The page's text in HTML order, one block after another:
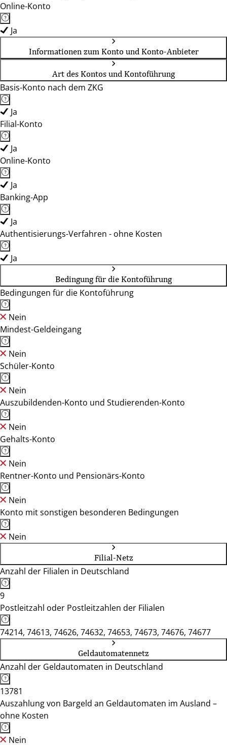
Online-Konto
Ja
Informationen zum Konto und Konto-Anbieter
Art des Kontos und Kontoführung
Basis-Konto nach dem ZKG
Ja
Filial-Konto
Ja
Online-Konto
Ja
Banking-App
Ja
Authentisierungs-Verfahren - ohne Kosten
Ja
Bedingung für die Kontoführung
Bedingungen für die Kontoführung
Nein
Mindest-Geldeingang
Nein
Schüler-Konto
Nein
Auszubildenden-Konto und Studierenden-Konto
Nein
Gehalts-Konto
Nein
Rentner-Konto und Pensionärs-Konto
Nein
Konto mit sonstigen besonderen Bedingungen
Nein
Filial-Netz
Anzahl der Filialen in Deutschland
9
Postleitzahl oder Postleitzahlen der Filialen
74214, 74613, 74626, 74632, 74653, 74673, 74676, 74677
Geldautomatennetz
Anzahl der Geldautomaten in Deutschland
13781
Auszahlung von Bargeld an Geldautomaten im Ausland –
ohne Kosten
Nein